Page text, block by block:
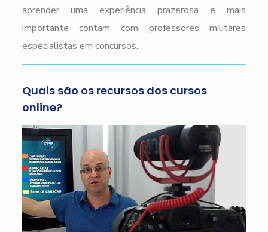
aprender uma experiência prazerosa e mais
importante contam com professores militares
especialistas em concursos.
Quais são os recursos dos cursos
online?